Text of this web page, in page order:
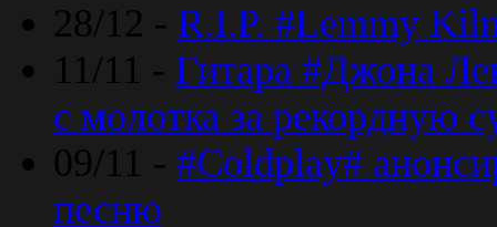
28/12 - R.I.P. #Lemmy
11/11 - Гитара #Джона
с молотка за рекордную
09/11 - #Coldplay#
песню